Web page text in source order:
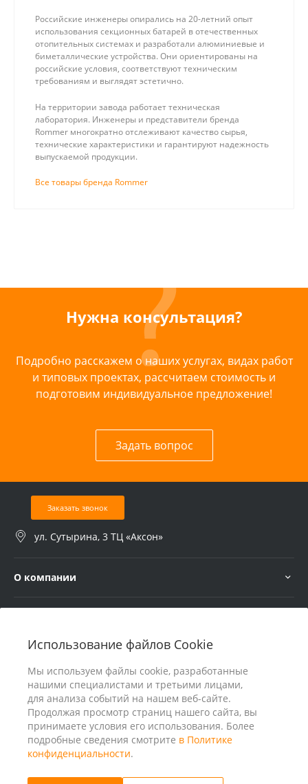
Использование файлов Cookie
Мы используем файлы cookie, разработанные
нашими специалистами и третьими лицами,
для анализа событий на нашем веб-сайте.
Продолжая просмотр страниц нашего сайта, вы
принимаете условия его использования. Более
подробные сведения смотрите в Политике
конфиденциальности.
Российские инженеры опирались на 20-летний опыт
использования секционных батарей в отечественных
отопительных системах и разработали алюминиевые и
биметаллические устройства. Они ориентированы на
российские условия, соответствуют техническим
требованиям и выглядят эстетично.
На территории завода работает техническая
лаборатория. Инженеры и представители бренда
Rommer многократно отслеживают качество сырья,
технические характеристики и гарантируют надежность
выпускаемой продукции.
Все товары бренда Rommer
Нужна консультация?
Подробно расскажем о наших услугах, видах работ
и типовых проектах, рассчитаем стоимость и
подготовим индивидуальное предложение!
Задать вопрос
Заказать звонок
ул. Сутырина, 3 ТЦ «Аксон»
О компании